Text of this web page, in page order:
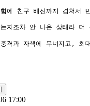
에 친구 배신까지 겹쳐서
지조차 안 나온 상태라 더
격과 자책에 무너지고, 최
17:00